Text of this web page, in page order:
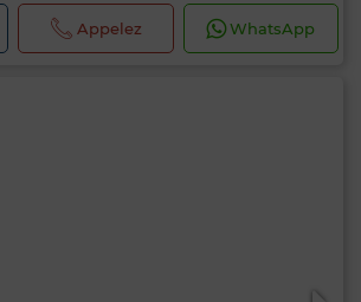
Appelez WhatsApp